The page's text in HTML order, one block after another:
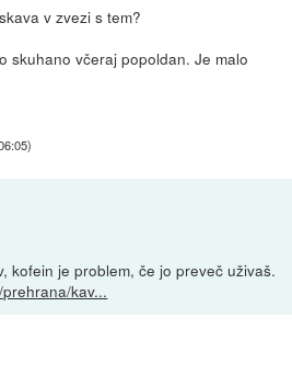
v zvezi s tem?
skuhano včeraj popoldan. Je malo
)
kofein je problem, če jo preveč uživaš.
kav...